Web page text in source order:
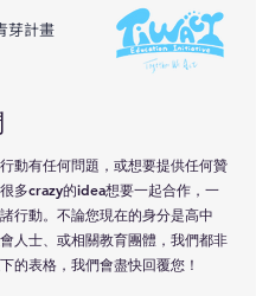
芽計畫​
動有任何問題，或想要提供任何贊
多crazy的idea想要一起合作，一
行動。不論您現在的身分是高中
人士、或相關教育團體，我們都非
的表格，我們會盡快回覆您！